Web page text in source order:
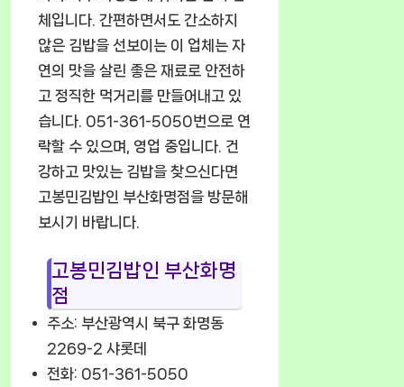
체입니다. 간편하면서도 간소하지
않은 김밥을 선보이는 이 업체는 자
연의 맛을 살린 좋은 재료로 안전하
고 정직한 먹거리를 만들어내고 있
습니다. 051-361-5050번으로 연
락할 수 있으며, 영업 중입니다. 건
강하고 맛있는 김밥을 찾으신다면
고봉민김밥인 부산화명점을 방문해
보시기 바랍니다.
고봉민김밥인 부산화명
점
주소: 부산광역시 북구 화명동
2269-2 샤롯데
전화: 051-361-5050